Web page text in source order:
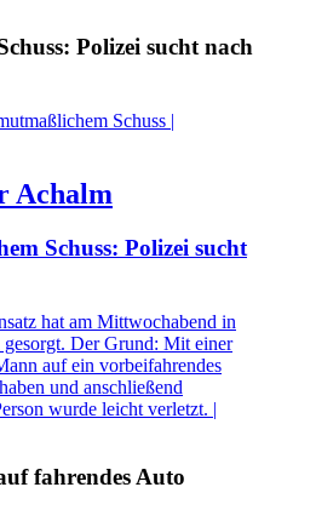
Polizei sucht nach
Achalm
Schuss: Polizei sucht
hat am Mittwochabend in
Der Grund: Mit einer
auf ein vorbeifahrendes
und anschließend
wurde leicht verletzt. |
fahrendes Auto